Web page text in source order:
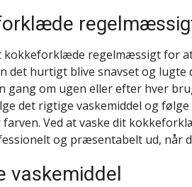
kokkeforklæde regelmæssigt for
det hurtigt blive snavset og lugte
gang om ugen eller efter hver
det rigtige vaskemiddel og
Ved at vaske dit
og præsentabelt ud, når